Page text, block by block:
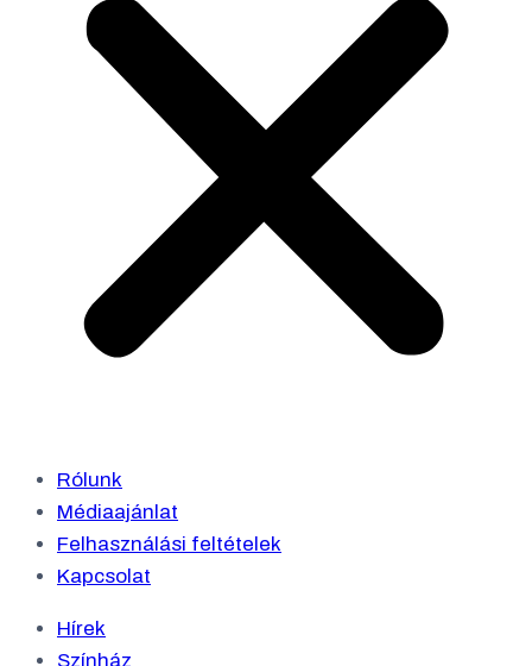
Rólunk
Médiaajánlat
Felhasználási feltételek
Kapcsolat
Hírek
Színház